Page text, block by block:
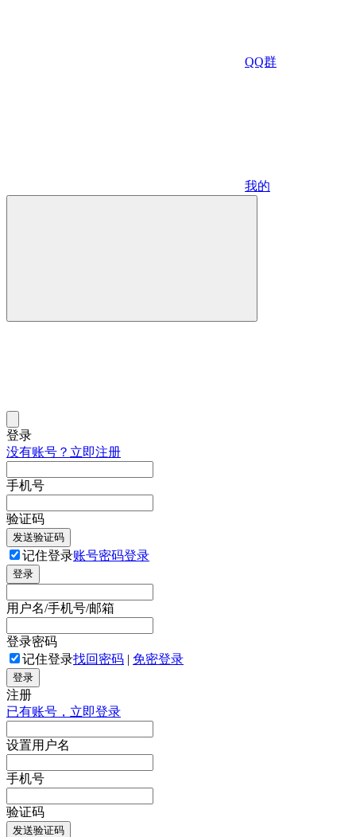
QQ群
我的
登录
没有账号？立即注册
手机号
验证码
发送验证码
记住登录账号密码登录
登录
用户名/手机号/邮箱
登录密码
记住登录找回密码 | 免密登录
登录
注册
已有账号，立即登录
设置用户名
手机号
验证码
发送验证码